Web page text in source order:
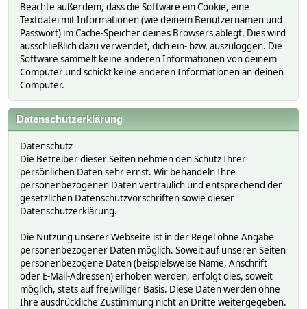
Beachte außerdem, dass die Software ein Cookie, eine
Textdatei mit Informationen (wie deinem Benutzernamen und
Passwort) im Cache-Speicher deines Browsers ablegt. Dies wird
ausschließlich dazu verwendet, dich ein- bzw. auszuloggen. Die
Software sammelt keine anderen Informationen von deinem
Computer und schickt keine anderen Informationen an deinen
Computer.
Datenschutzerklärung
Datenschutz
Die Betreiber dieser Seiten nehmen den Schutz Ihrer
persönlichen Daten sehr ernst. Wir behandeln Ihre
personenbezogenen Daten vertraulich und entsprechend der
gesetzlichen Datenschutzvorschriften sowie dieser
Datenschutzerklärung.
Die Nutzung unserer Webseite ist in der Regel ohne Angabe
personenbezogener Daten möglich. Soweit auf unseren Seiten
personenbezogene Daten (beispielsweise Name, Anschrift
oder E-Mail-Adressen) erhoben werden, erfolgt dies, soweit
möglich, stets auf freiwilliger Basis. Diese Daten werden ohne
Ihre ausdrückliche Zustimmung nicht an Dritte weitergegeben.